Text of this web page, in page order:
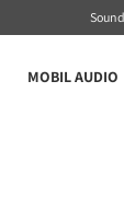
MOBIL AUDIO